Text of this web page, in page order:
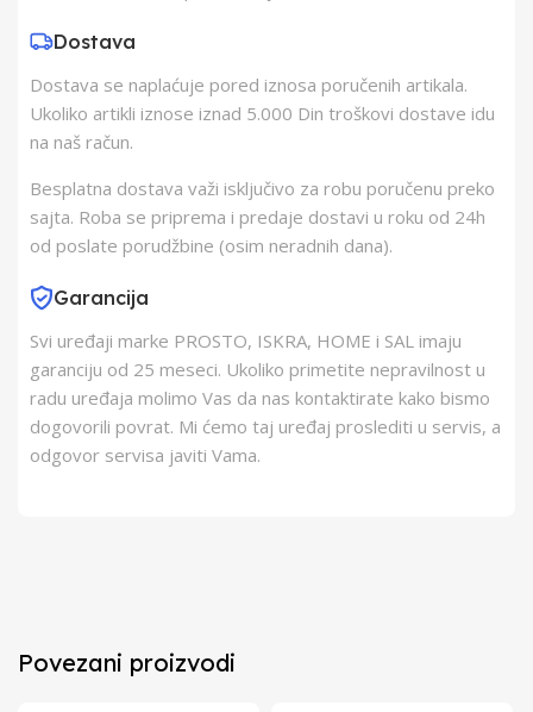
Zemlja Uvoza
Dostava
Dostava se naplaćuje pored iznosa poručenih artikala.
Ukoliko artikli iznose iznad 5.000 Din troškovi dostave idu
na naš račun.
Besplatna dostava važi isključivo za robu poručenu preko
sajta. Roba se priprema i predaje dostavi u roku od 24h
od poslate porudžbine (osim neradnih dana).
Garancija
Svi uređaji marke PROSTO, ISKRA, HOME i SAL imaju
garanciju od 25 meseci. Ukoliko primetite nepravilnost u
radu uređaja molimo Vas da nas kontaktirate kako bismo
dogovorili povrat. Mi ćemo taj uređaj proslediti u servis, a
odgovor servisa javiti Vama.
Povezani proizvodi